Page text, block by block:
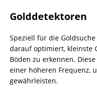
Golddetektoren
Speziell für die
darauf optimiert, kleinste
Böden zu erkennen.
einer höheren Frequenz,
gewährleisten.